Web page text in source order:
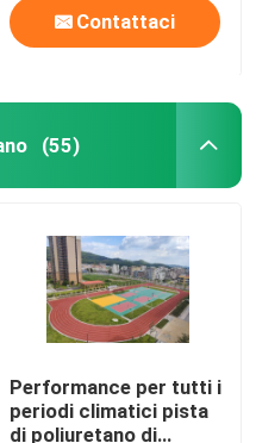
Contattaci
(55)
Performance per tutti i
periodi climatici pista
di poliuretano di